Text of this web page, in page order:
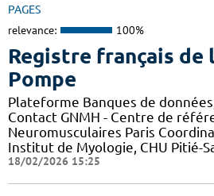
PAGES
relevance: 100%
Registre français de
Pompe
Plateforme Banques de
Contact GNMH - Centre de
Neuromusculaires Paris
Institut de Myologie, CHU Pitié-
18/02/2026 15:25